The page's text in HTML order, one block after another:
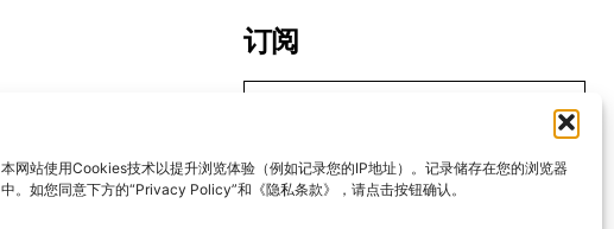
本网站使用Cookies技术以提升浏览体验（例如记录您的IP地址）。记录储存在您的浏览器
中。如您同意下方的“Privacy Policy”和《隐私条款》，请点击按钮确认。
订阅
我要加入